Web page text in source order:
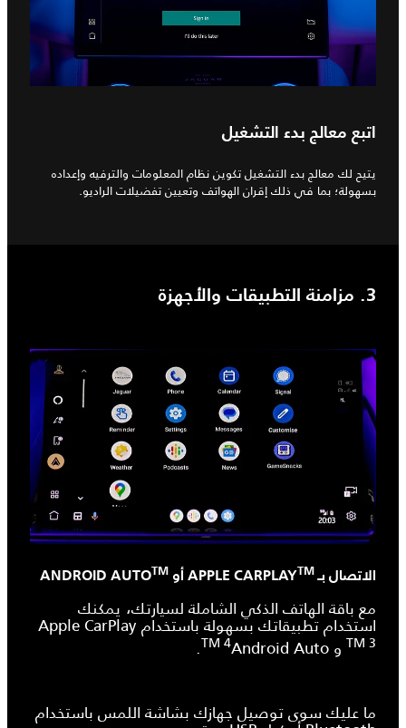
اتبع معالج بدء التشغيل
يتيح لك معالج بدء التشغيل تكوين نظام المعلومات والترفيه وإعداده
بسهولة؛ بما في ذلك إقران الهواتف وتعيين تفضيلات الراديو.
3. مزامنة التطبيقات والأجهزة
الاتصال بـ APPLE CARPLAY TM أو ANDROID AUTO TM
مع باقة الهاتف الذكي الشاملة لسيارتك، يمكنك
استخدام تطبيقاتك بسهولة باستخدام Apple CarPlay
TM 3 و Android Auto
TM 4
.
ما عليك سوى توصيل جهازك بشاشة اللمس باستخدام